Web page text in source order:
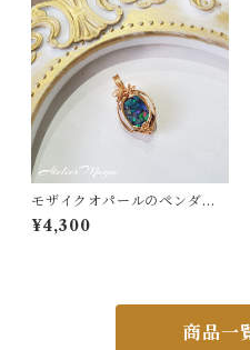
モザイクオパールのペンダン
トトップ
¥4,300
商品一